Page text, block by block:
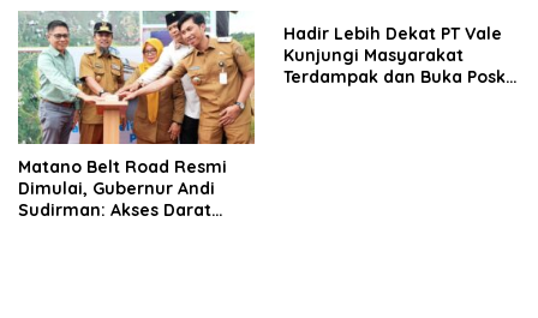
Matano Belt Road Resmi
Dimulai, Gubernur Andi
Sudirman: Akses Darat
Hadir Lebih Dekat PT Vale
Kunjungi Masyarakat
Terdampak dan Buka Posko